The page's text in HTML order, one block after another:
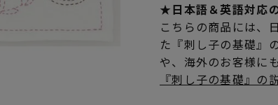
★日本語＆英語対応
こちらの商品には、
た『刺し子の基礎』
や、海外のお客様に
『刺し子の基礎』の